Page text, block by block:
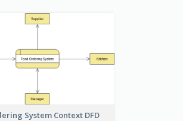
System Context DFD